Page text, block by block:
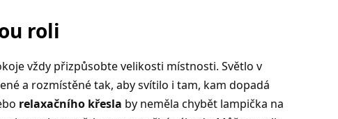
roli
vždy přizpůsobte velikosti místnosti. Světlo v
a rozmístěné tak, aby svítilo i tam, kam dopadá
relaxačního křesla by neměla chybět lampička na